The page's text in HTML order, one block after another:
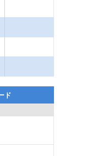
ド